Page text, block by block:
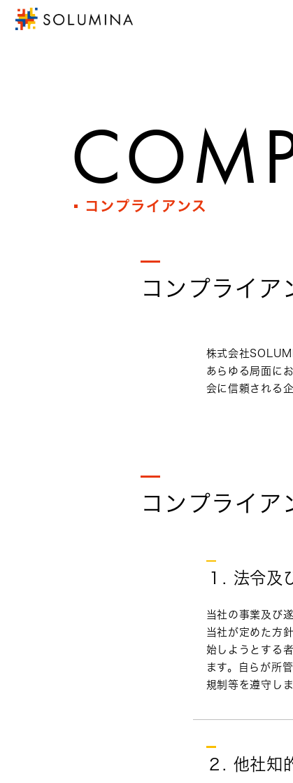
コンプライアンス
コンプライア
株式会社
あらゆる局面に
会に信頼される
コンプライア
１. 法令及
当社の事業及び
当社が定めた方
始しようとする
ます。自らが所
規制等を遵守しま
２. 他社知